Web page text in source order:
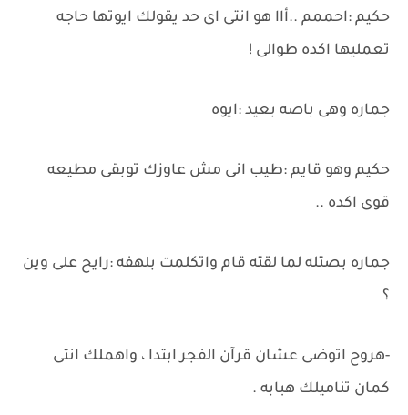
حكيم :احممم ..أاا هو انتى اى حد يقولك ايوتها حاجه
تعمليها اكده طوالى !
جماره وهى باصه بعيد :ايوه
حكيم وهو قايم :طيب انى مش عاوزك توبقى مطيعه
قوى اكده ..
جماره بصتله لما لقته قام واتكلمت بلهفه :رايح على وين
؟
-هروح اتوضى عشان قرآن الفجر ابتدا ، واهملك انتى
كمان تناميلك هبابه .